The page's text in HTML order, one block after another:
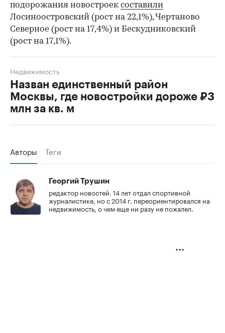
подорожания новостроек составили
Лосиноостровский (рост на 22,1%), Чертаново
Северное (рост на 17,4%) и Бескудниковский
(рост на 17,1%).
Назван единственный район
Москвы, где новостройки дороже ₽3
млн за кв. м
Недвижимость
Авторы Теги
Георгий Трушин
редактор новостей. 14 лет отдал спортивной
журналистике, но с 2014 г. переориентировался на
недвижимость, о чем еще ни разу не пожалел.